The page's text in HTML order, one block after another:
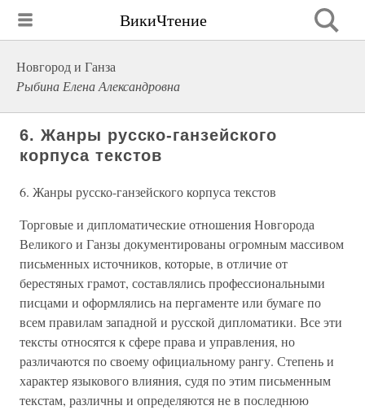
ВикиЧтение
Новгород и Ганза
Рыбина Елена Александровна
6. Жанры русско-ганзейского
корпуса текстов
6. Жанры русско-ганзейского корпуса текстов
Торговые и дипломатические отношения Новгорода
Великого и Ганзы документированы огромным массивом
письменных источников, которые, в отличие от
берестяных грамот, составлялись профессиональными
писцами и оформлялись на пергаменте или бумаге по
всем правилам западной и русской дипломатики. Все эти
тексты относятся к сфере права и управления, но
различаются по своему официальному рангу. Степень и
характер языкового влияния, судя по этим письменным
текстам, различны и определяются не в последнюю